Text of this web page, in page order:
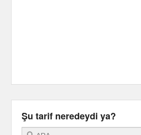
Şu tarif neredeydi ya?
Search